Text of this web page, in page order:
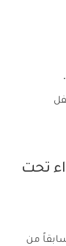
تحت
من